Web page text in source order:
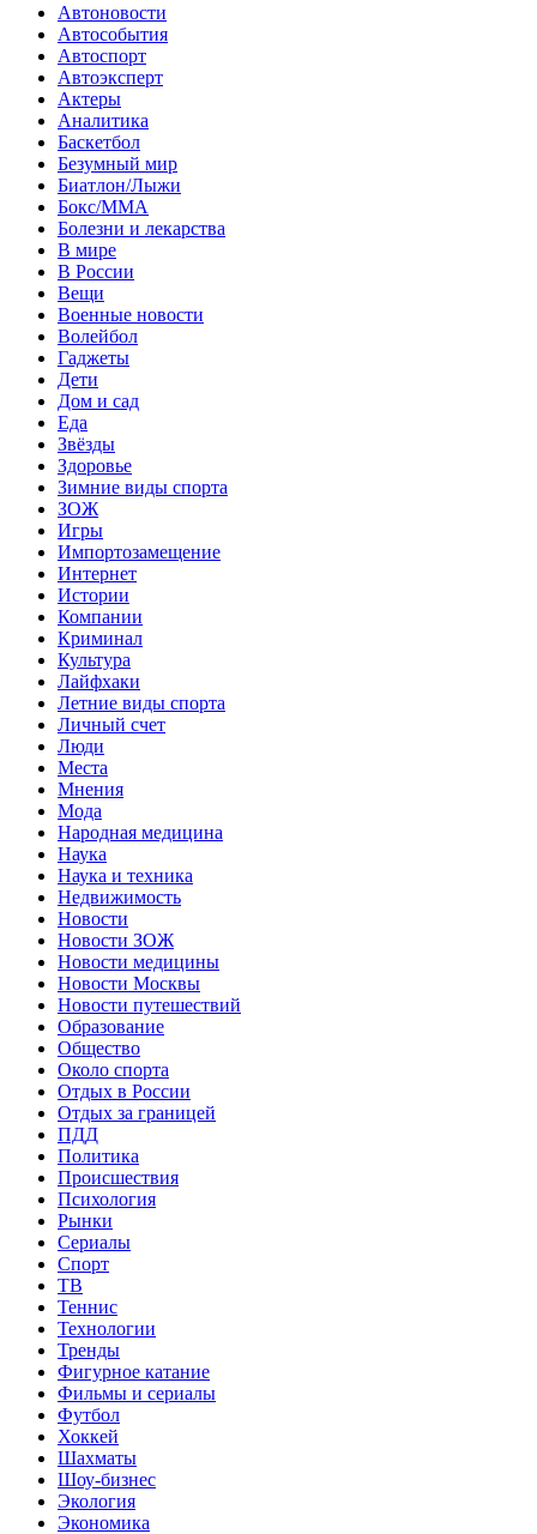
Автоновости
Автособытия
Автоспорт
Автоэксперт
Актеры
Аналитика
Баскетбол
Безумный мир
Биатлон/Лыжи
Бокс/MMA
Болезни и лекарства
В мире
В России
Вещи
Военные новости
Волейбол
Гаджеты
Дети
Дом и сад
Еда
Звёзды
Здоровье
Зимние виды спорта
ЗОЖ
Игры
Импортозамещение
Интернет
Истории
Компании
Криминал
Культура
Лайфхаки
Летние виды спорта
Личный счет
Люди
Места
Мнения
Мода
Народная медицина
Наука
Наука и техника
Недвижимость
Новости
Новости ЗОЖ
Новости медицины
Новости Москвы
Новости путешествий
Образование
Общество
Около спорта
Отдых в России
Отдых за границей
ПДД
Политика
Происшествия
Психология
Рынки
Сериалы
Спорт
ТВ
Теннис
Технологии
Тренды
Фигурное катание
Фильмы и сериалы
Футбол
Хоккей
Шахматы
Шоу-бизнес
Экология
Экономика